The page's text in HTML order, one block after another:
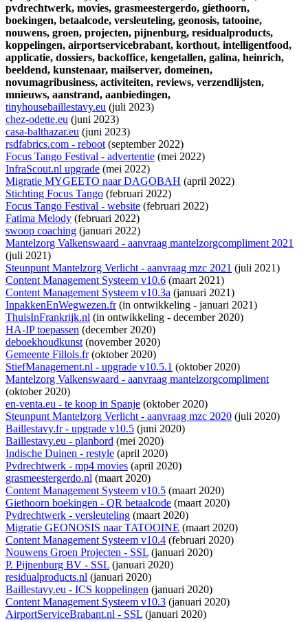
pvdrechtwerk, movies, grasmeestergerdo, giethoorn,
boekingen, betaalcode, versleuteling, geonosis, tatooine,
nouwens, groen, projecten, pijnenburg, residualproducts,
koppelingen, airportservicebrabant, korthout, intelligentfood,
applicatie, dossiers, backoffice, kengetallen, galina, heinrich,
beeldend, kunstenaar, mailserver, domeinen,
novumagribusiness, activiteiten, reviews, verzendlijsten,
mnieuws, aanstrand, aanbiedingen,
tinyhousebaillestavy.eu (juli 2023)
chez-odette.eu (juni 2023)
casa-balthazar.eu (juni 2023)
rsdfabrics.com - reboot(september 2022)
Focus Tango Festival - advertentie (mei 2022)
InfraScout.nl upgrade (mei 2022)
Migratie MYGEETO naar DAGOBAH (april 2022)
Stichting Focus Tango (februari 2022)
Focus Tango Festival - website (februari 2022)
Fatima Melody (februari 2022)
swoop coaching (januari 2022)
Mantelzorg Valkenswaard - aanvraag mantelzorgcompliment 2021
(juli 2021)
Steunpunt Mantelzorg Verlicht - aanvraag mzc 2021 (juli 2021)
Content Management Systeem v10.6 (maart 2021)
Content Management Systeem v10.3a (januari 2021)
InpakkenEnWegwezen.fr(in ontwikkeling - januari 2021)
ThuisInFrankrijk.nl (in ontwikkeling - december 2020)
HA-IP toepassen (december 2020)
deboekhoudkunst(november 2020)
Gemeente Fillols.fr(oktober 2020)
StiefManagement.nl - upgrade v10.5.1 (oktober 2020)
Mantelzorg Valkenswaard - aanvraag mantelzorgcompliment
(oktober 2020)
en-venta.eu - te koop in Spanje (oktober 2020)
Steunpunt Mantelzorg Verlicht - aanvraag mzc 2020 (juli 2020)
Baillestavy.fr - upgrade v10.5 (juni 2020)
Baillestavy.eu - planbord (mei 2020)
Indische Duinen - restyle (april 2020)
Pvdrechtwerk - mp4 movies (april 2020)
grasmeestergerdo.nl (maart 2020)
Content Management Systeem v10.5 (maart 2020)
Giethoorn boekingen - QR betaalcode (maart 2020)
Pvdrechtwerk - versleuteling (maart 2020)
Migratie GEONOSIS naar TATOOINE (maart 2020)
Content Management Systeem v10.4 (februari 2020)
Nouwens Groen Projecten - SSL (januari 2020)
P. Pijnenburg BV - SSL (januari 2020)
residualproducts.nl (januari 2020)
Baillestavy.eu - ICS koppelingen (januari 2020)
Content Management Systeem v10.3 (januari 2020)
AirportServiceBrabant.nl - SSL (januari 2020)